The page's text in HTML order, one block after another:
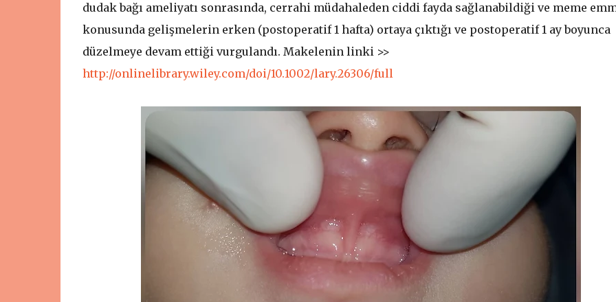
dudak bağı ameliyatı sonrasında, cerrahi müdahaleden ciddi fayda sağlanabildiği ve meme
konusunda gelişmelerin erken (postoperatif 1 hafta) ortaya çıktığı ve postoperatif 1 ay boyunca
düzelmeye devam ettiği vurgulandı. Makelenin linki >>
http://onlinelibrary.wiley.com/doi/10.1002/lary.26306/full